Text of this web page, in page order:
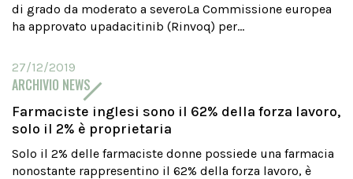
di grado da moderato a severoLa Commissione europea
ha approvato upadacitinib (Rinvoq) per...
27/12/2019
ARCHIVIO NEWS
Farmaciste inglesi sono il 62% della forza lavoro,
solo il 2% è proprietaria
Solo il 2% delle farmaciste donne possiede una farmacia
nonostante rappresentino il 62% della forza lavoro, è